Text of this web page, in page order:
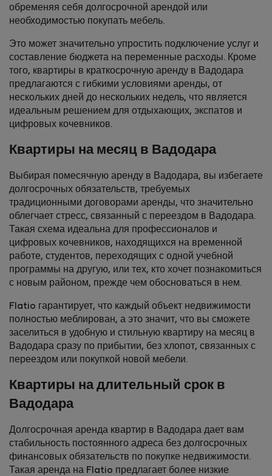
обременяя себя долгосрочной арендой или
необходимостью покупать мебель.
Это может значительно упростить подключение услуг и
составление бюджета на переменные расходы. Кроме
того, квартиры в краткосрочную аренду в Вадодара
предлагаются с гибкими условиями аренды, от
нескольких дней до нескольких недель, что является
идеальным решением для отдыхающих, экспатов и
цифровых кочевников.
Квартиры на месяц в Вадодара
Выбирая помесячную аренду в Вадодара, вы избегаете
долгосрочных обязательств, требуемых
традиционными договорами аренды, что значительно
облегчает стресс, связанный с переездом в Вадодара.
Такая схема идеальна для профессионалов и
цифровых кочевников, находящихся на временной
работе, студентов, переходящих с одной учебной
программы на другую, или тех, кто хочет познакомиться
с новым районом, прежде чем обосноваться в нем.
Flatio гарантирует, что каждый объект недвижимости
полностью меблирован, а это значит, что вы сможете
заселиться в удобную и стильную квартиру на месяц в
Вадодара сразу по прибытии, без хлопот, связанных с
переездом или покупкой новой мебели.
Квартиры на длительный срок в
Вадодара
Долгосрочная аренда квартир в Вадодара дает вам
стабильность постоянного адреса без долгосрочных
финансовых обязательств по покупке недвижимости.
Такая аренда на Flatio предлагает более низкие